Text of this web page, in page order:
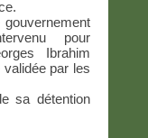
pour
Ibrahim
par les
sa détention